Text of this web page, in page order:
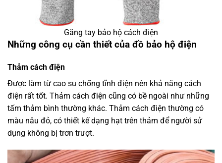
Găng tay bảo hộ cách điện
Những công cụ cần thiết của đồ bảo hộ điện
Thảm cách điện
Được làm từ cao su chống tĩnh điện nên khả năng cách
điện rất tốt. Thảm cách điện cũng có bề ngoài như những
tấm thảm bình thường khác. Thảm cách điện thường có
màu nâu đỏ, có thiết kế dạng hạt trên thảm để người sử
dụng không bị trơn trượt.